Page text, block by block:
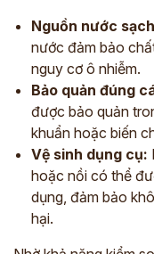
Nguồn nước
nước đảm bảo
nguy cơ ô nhiễm.
Bảo quản đúng
được bảo quản
khuẩn hoặc biến
Vệ sinh dụng cụ:
hoặc nồi có thể
dụng, đảm bảo
hại.